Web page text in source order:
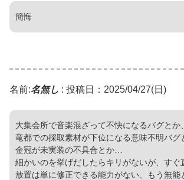
簡悔
名前:名無し : 投稿日：2025/04/27(日)
大集会所で音楽混ざって不快になるバグとか
竜都での採取素材が下位になる意味不明バグ
金冠が未実装の不具合とか…
細かいのを挙げだしたらキリがないが、すぐ
放置は単に修正できる能力がない、もう無能